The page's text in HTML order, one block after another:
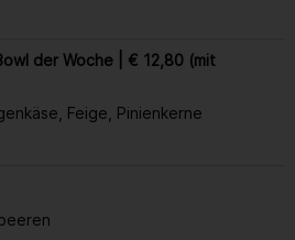
der Woche | € 12,80 (mit
Feige, Pinienkerne